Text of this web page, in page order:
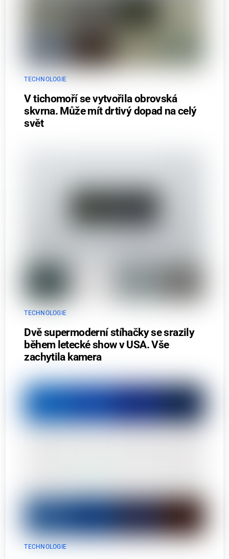
TECHNOLOGIE
V tichomoří se vytvořila obrovská
skvrna. Může mít drtivý dopad na celý
svět
TECHNOLOGIE
Dvě supermoderní stíhačky se srazily
během letecké show v USA. Vše
zachytila kamera
TECHNOLOGIE